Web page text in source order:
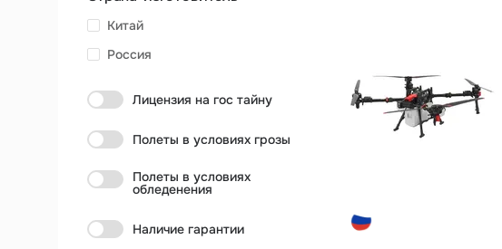
Китай
Россия
Лицензия на гос тайну
Полеты в условиях грозы
Полеты в условиях
обледенения
Наличие гарантии